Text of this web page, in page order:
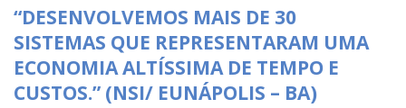
“DESENVOLVEMOS MAIS DE 30
SISTEMAS QUE REPRESENTARAM UMA
ECONOMIA ALTÍSSIMA DE TEMPO E
CUSTOS.” (NSI/ EUNÁPOLIS – BA)